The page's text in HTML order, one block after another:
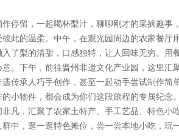
停留，一起喝杯梨汁，聊聊刚才的采摘趣
此的温柔。中午，在观光园周边的农家餐
了梨的清甜，口感独特，让人回味无穷。
。下午，前往晋州非遗文化产业园，这里汇
传承人巧手创作，甚至一起动手尝试制作
小物件，都会成为你们这段旅程的专属纪念。
凡，汇聚了农家土特产、手工艺品、特色小
中，逛一逛特色摊位，尝一尝本地小吃，